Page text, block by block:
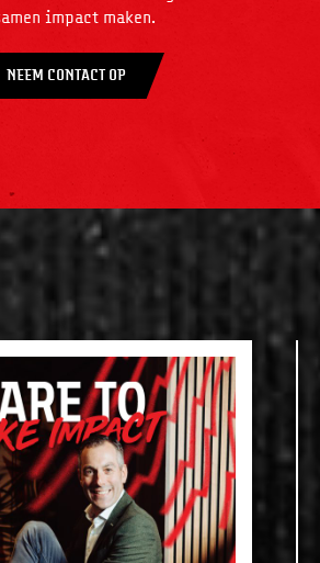
impact maken.
NEEM CONTACT OP